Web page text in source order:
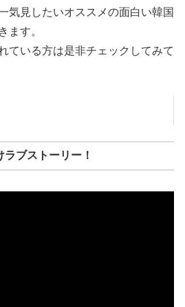
気見したいオススメの面白い韓国
ます。
ている方は是非チェックしてみて
ブストーリー！